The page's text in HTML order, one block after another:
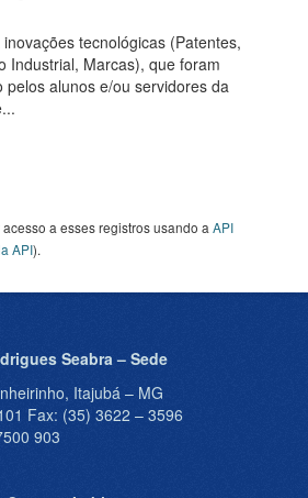
tecnológicas (Patentes,
Industrial, Marcas), que foram
alunos e/ou servidores da
a esses registros usando a API
API).
Seabra – Sede
Itajubá – MG
Fax: (35) 3622 – 3596
903